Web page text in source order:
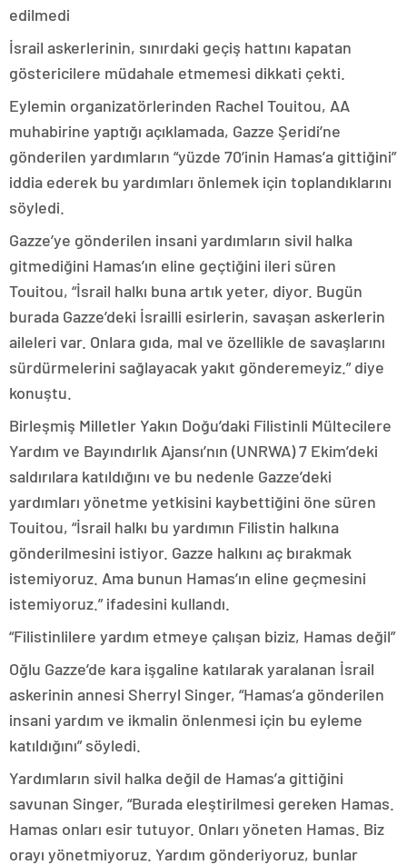
edilmedi
İsrail askerlerinin, sınırdaki geçiş hattını kapatan
göstericilere müdahale etmemesi dikkati çekti.
Eylemin organizatörlerinden Rachel Touitou, AA
muhabirine yaptığı açıklamada, Gazze Şeridi’ne
gönderilen yardımların “yüzde 70’inin Hamas’a gittiğini”
iddia ederek bu yardımları önlemek için toplandıklarını
söyledi.
Gazze’ye gönderilen insani yardımların sivil halka
gitmediğini Hamas’ın eline geçtiğini ileri süren
Touitou, “İsrail halkı buna artık yeter, diyor. Bugün
burada Gazze’deki İsrailli esirlerin, savaşan askerlerin
aileleri var. Onlara gıda, mal ve özellikle de savaşlarını
sürdürmelerini sağlayacak yakıt gönderemeyiz.” diye
konuştu.
Birleşmiş Milletler Yakın Doğu’daki Filistinli Mültecilere
Yardım ve Bayındırlık Ajansı’nın (UNRWA) 7 Ekim’deki
saldırılara katıldığını ve bu nedenle Gazze’deki
yardımları yönetme yetkisini kaybettiğini öne süren
Touitou, “İsrail halkı bu yardımın Filistin halkına
gönderilmesini istiyor. Gazze halkını aç bırakmak
istemiyoruz. Ama bunun Hamas’ın eline geçmesini
istemiyoruz.” ifadesini kullandı.
“Filistinlilere yardım etmeye çalışan biziz, Hamas değil”
Oğlu Gazze’de kara işgaline katılarak yaralanan İsrail
askerinin annesi Sherryl Singer, “Hamas’a gönderilen
insani yardım ve ikmalin önlenmesi için bu eyleme
katıldığını” söyledi.
Yardımların sivil halka değil de Hamas’a gittiğini
savunan Singer, “Burada eleştirilmesi gereken Hamas.
Hamas onları esir tutuyor. Onları yöneten Hamas. Biz
orayı yönetmiyoruz. Yardım gönderiyoruz, bunlar